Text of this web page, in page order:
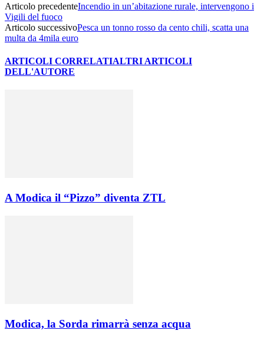
Articolo precedenteIncendio in un’abitazione rurale, intervengono i
Vigili del fuoco
Articolo successivoPesca un tonno rosso da cento chili, scatta una
multa da 4mila euro
ARTICOLI CORRELATIALTRI ARTICOLI
DELL'AUTORE
A Modica il “Pizzo” diventa ZTL
Modica, la Sorda rimarrà senza acqua